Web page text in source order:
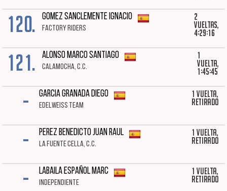
120. GOMEZ SANCLEMENTE IGNACIO
FACTORY RIDERS
2
vueltas,
4:29:16
121. ALONSO MARCO SANTIAGO
CALAMOCHA, C.C.
1
vuelta,
1:45:45
- GARCIA GRANADA DIEGO
EDELWEISS TEAM
1 vuelta,
Retirado
- PEREZ BENEDICTO JUAN RAUL
LA FUENTE CELLA, C.C.
1 vuelta,
Retirado
- LABAILA ESPAÑOL MARC
INDEPENDIENTE
1 vuelta,
Retirado